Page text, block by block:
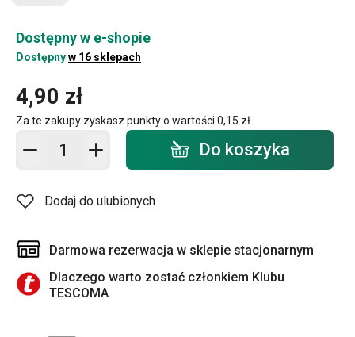
Dostępny w e-shopie
Dostępnyw 16 sklepach
4,90 zł
Za te zakupy zyskasz punkty o wartości 0,15 zł
Dodaj do koszyka - ilość Do koszyka
Dodaj do ulubionych
Darmowa rezerwacja w sklepie stacjonarnym
Dlaczego warto zostać członkiem Klubu
TESCOMA